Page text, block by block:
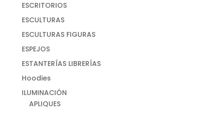
ESCRITORIOS
ESCULTURAS
ESCULTURAS FIGURAS
ESPEJOS
ESTANTERÍAS LIBRERÍAS
Hoodies
ILUMINACIÓN
APLIQUES